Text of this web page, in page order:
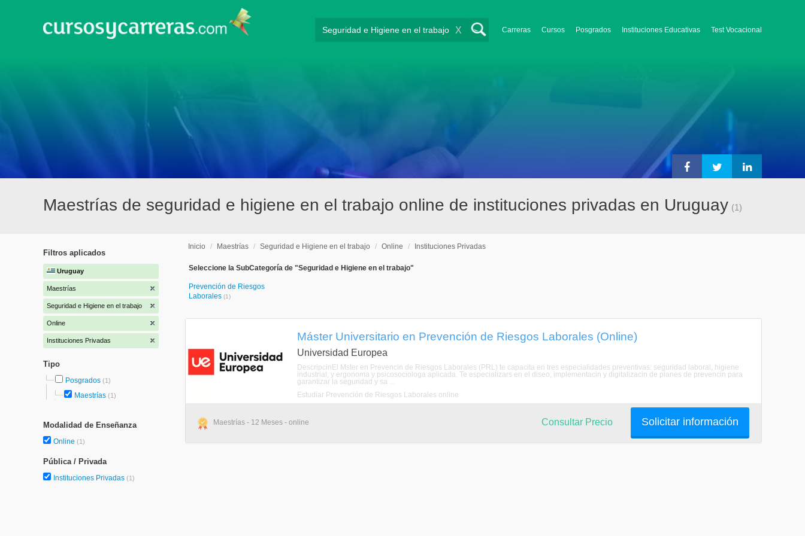
Carreras Cursos Posgrados Instituciones Educativas Test Vocacional
X
Maestrías de seguridad e higiene en el trabajo online de instituciones privadas en Uruguay (1)
Filtros aplicados
Uruguay
Maestrías
Seguridad e Higiene en el trabajo
Online
Instituciones Privadas
Tipo
Posgrados (1)
Maestrías (1)
Modalidad de Enseñanza
Online (1)
Pública / Privada
Instituciones Privadas (1)
Inicio / Maestrías / Seguridad e Higiene en el trabajo / Online / Instituciones Privadas
Seleccione la SubCategoría de "Seguridad e Higiene en el trabajo"
Prevención de Riesgos
Laborales (1)
Máster Universitario en Prevención de Riesgos Laborales (Online)
Universidad Europea
DescripcinEl Mster en Prevencin de Riesgos Laborales (PRL) te capacita en tres especialidades preventivas: seguridad laboral, higiene
industrial, y ergonoma y psicosociologa aplicada. Te especializars en el diseo, implementacin y digitalizacin de planes de prevencin para
garantizar la seguridad y sa ...
Estudiar Prevención de Riesgos Laborales online
Maestrías - 12 Meses - online Solicitar información
Consultar Precio